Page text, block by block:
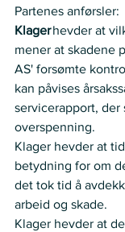
Partenes anførsler:
Klager hevder at
mener at skadene
AS' forsømte
kan påvises
servicerapport,
overspenning.
Klager hevder at
betydning for om
det tok tid å
arbeid og skade.
Klager hevder at